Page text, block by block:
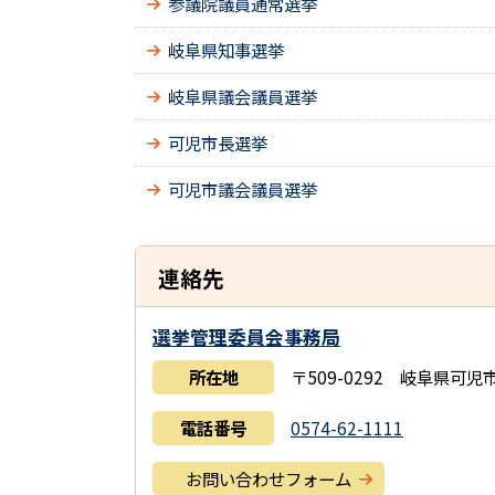
岐阜県知事選挙
岐阜県議会議員選挙
可児市長選挙
可児市議会議員選挙
連絡先
選挙管理委員会事務局
所在地 〒509-0292 岐阜県可児
電話番号 0574-62-1111
お問い合わせフォーム